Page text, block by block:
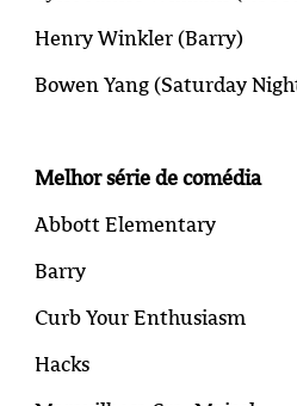
Henry Winkler (Barry)
Bowen Yang (Saturday
Melhor série de comédia
Abbott Elementary
Barry
Curb Your Enthusiasm
Hacks